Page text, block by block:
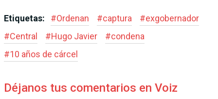
Etiquetas: #Ordenan #captura #exgobernador
#Central #Hugo Javier #condena
#10 años de cárcel
Déjanos tus comentarios en Voiz